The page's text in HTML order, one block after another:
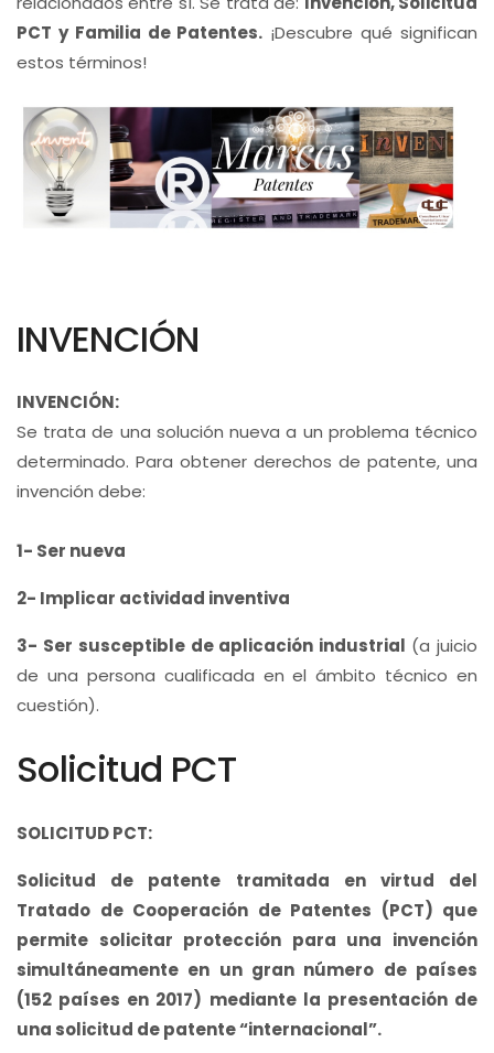
PCT y Familia de Patentes. ¡Descubre qué significan
estos términos!
INVENCIÓN
INVENCIÓN:
Se trata de una solución nueva a un problema técnico
determinado. Para obtener derechos de patente, una
invención debe:
1- Ser nueva
2- Implicar actividad inventiva
3- Ser susceptible de aplicación industrial (a juicio
de una persona cualificada en el ámbito técnico en
cuestión).
Solicitud PCT
SOLICITUD PCT:
Solicitud de patente tramitada en virtud del
Tratado de Cooperación de Patentes (PCT) que
permite solicitar protección para una invención
simultáneamente en un gran número de países
(152 países en 2017) mediante la presentación de
una solicitud de patente “internacional”.